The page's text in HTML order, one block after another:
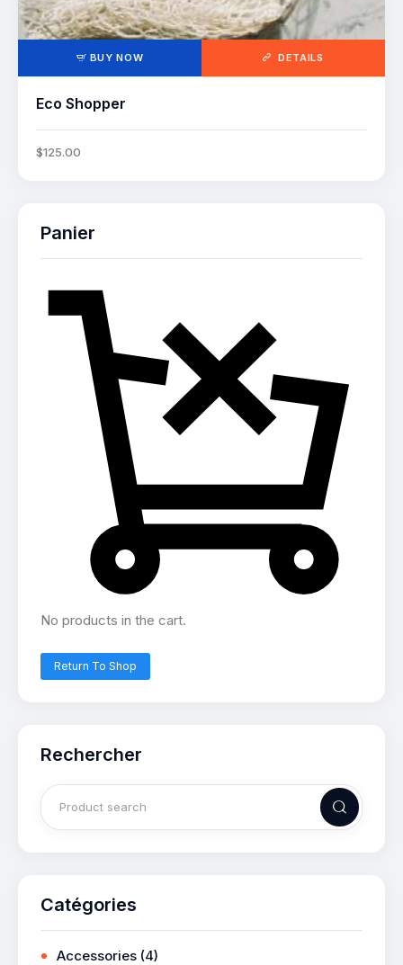
BUY NOW DETAILS
Eco Shopper
$125.00
Panier
No products in the cart.
Return To Shop
Rechercher
Catégories
Accessories (4)